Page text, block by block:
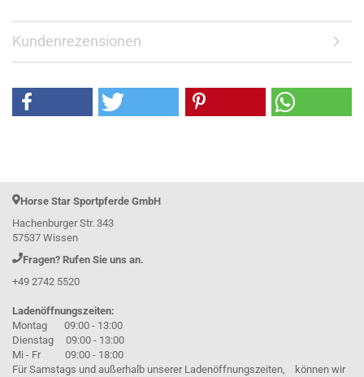
Kundenrezensionen
Horse Star Sportpferde GmbH
Hachenburger Str. 343
57537 Wissen
Fragen? Rufen Sie uns an.
+49 2742 5520
Ladenöffnungszeiten:
Montag 09:00 - 13:00
Dienstag 09:00 - 13:00
Mi - Fr 09:00 - 18:00
Für Samstags und außerhalb unserer Ladenöffnungszeiten, können wir